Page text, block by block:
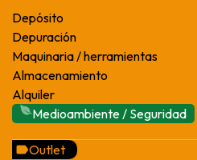
Depósito
Depuración
Maquinaria / herramientas
Almacenamiento
Alquiler
Medioambiente / Seguridad
Outlet